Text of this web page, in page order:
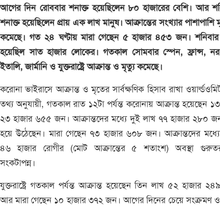
আগের দিন রোববার শনাক্ত হয়েছিলেন ৮০ হাজারের বেশি। আর
শনাক্ত হয়েছিলেন প্রায় এক লাখ মানুষ। আক্রান্তের সংখ্যার পাশাপাশি
কমেছে। গত ২৪ ঘণ্টায় মারা গেছেন ৫ হাজার ৪৫৩ জন।
হয়েছিল সাত হাজার লোকের। গতকাল সোমবার স্পেন, ফ্রান্স,
ইতালি, জার্মানি ও যুক্তরাষ্ট্রে আক্রান্ত ও মৃত্যু কমেছে।
করোনা ভাইরাসে আক্রান্ত ও মৃতের সার্বক্ষণিক হিসাব রাখা
তথ্য অনুযায়ী, গতকাল রাত ১২টা পর্যন্ত করোনায় আক্রান্ত হয়েছেন
২৩ হাজার ৬৫৫ জন। আক্রান্তদের মধ্যে দুই লাখ ৭৭ হাজার ২৮০
হয়ে উঠেছেন। মারা গেছেন ৭৩ হাজার ৬০৮ জন। আক্রান্তদের মধ্যে
৪৬ হাজার রোগীর (মোট আক্রান্তের ৫ শতাংশ) অবস্থা
সংকটাপন্ন।
যুক্তরাষ্ট্রে গতকাল পর্যন্ত আক্রান্ত হয়েছেন তিন লাখ ৫২ হাজার
আর মারা গেছেন ১০ হাজার ৩৭২ জন। আগের দিনের চেয়ে সংক্রমণ